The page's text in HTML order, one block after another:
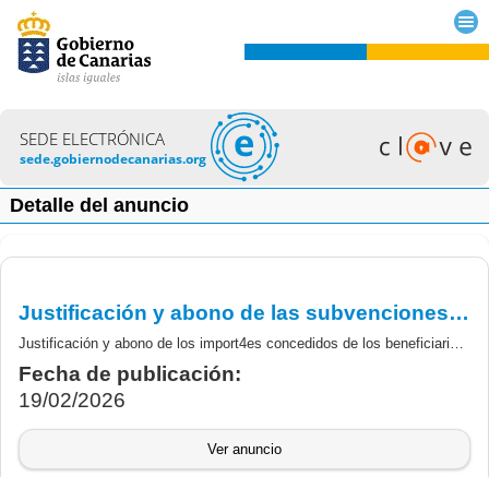
SEDE ELECTRÓNICA
sede.gobiernodecanarias.org
Detalle del anuncio
Justificación y abono de las subvenciones derivadas del Real Decreto 266/2021, de 13 de abril, por el que se regulan los programas de incentivos ligados a la movilidad eléctrica Moves III
Justificación y abono de los import4es concedidos de los beneficiarios del programa de incentivos ligados a la movilidad eléctrica Moves III
Fecha de publicación:
19/02/2026
Ver anuncio